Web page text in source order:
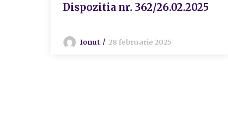
Dispozitia nr. 362/26.02.2025
Ionut 28 februarie 2025